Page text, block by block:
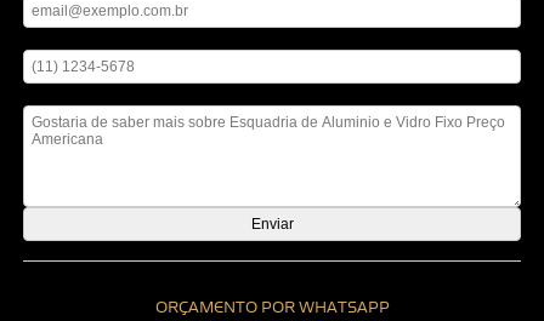
ORÇAMENTO POR WHATSAPP